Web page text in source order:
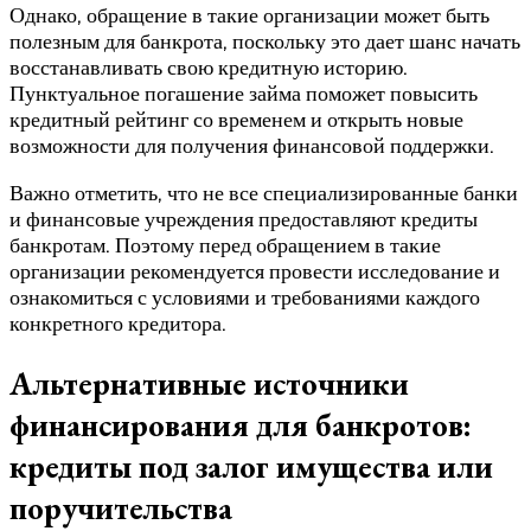
Однако, обращение в такие организации может быть
полезным для банкрота, поскольку это дает шанс начать
восстанавливать свою кредитную историю.
Пунктуальное погашение займа поможет повысить
кредитный рейтинг со временем и открыть новые
возможности для получения финансовой поддержки.
Важно отметить, что не все специализированные банки
и финансовые учреждения предоставляют кредиты
банкротам. Поэтому перед обращением в такие
организации рекомендуется провести исследование и
ознакомиться с условиями и требованиями каждого
конкретного кредитора.
Альтернативные источники
финансирования для банкротов:
кредиты под залог имущества или
поручительства